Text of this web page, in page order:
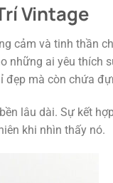
Vintage
cảm và tinh thần
những ai yêu thích
mà còn chứa
lâu dài. Sự kết
khi nhìn thấy nó.